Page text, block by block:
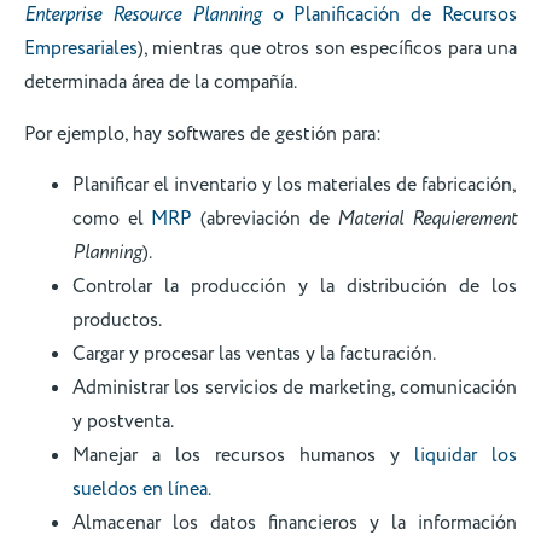
Enterprise Resource Planningo Planificación de Recursos
Empresariales), mientras que otros son específicos para una
determinada área de la compañía.
Por ejemplo, hay softwares de gestión para:
Planificar el inventario y los materiales de fabricación,
como el MRP (abreviación de Material Requierement
Planning).
Controlar la producción y la distribución de los
productos.
Cargar y procesar las ventas y la facturación.
Administrar los servicios de marketing, comunicación
y postventa.
Manejar a los recursos humanos y liquidar los
sueldos en línea.
Almacenar los datos financieros y la información